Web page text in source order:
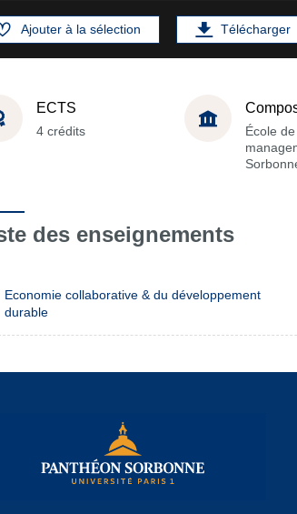
Ajouter à la sélection Télécharger
ECTS
4 crédits
École de
des enseignements
Economie collaborative & du développement
durable